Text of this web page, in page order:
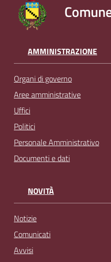
AMMINISTRAZIONE
Organi di governo
Aree amministrative
Uffici
Politici
Personale Amministrativo
Documenti e dati
NOVITÀ
Notizie
Comunicati
Avvisi